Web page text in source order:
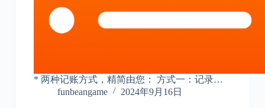
* 两种记账方式，精简由您： 方式一：记录…
funbeangame
2024年9月16日